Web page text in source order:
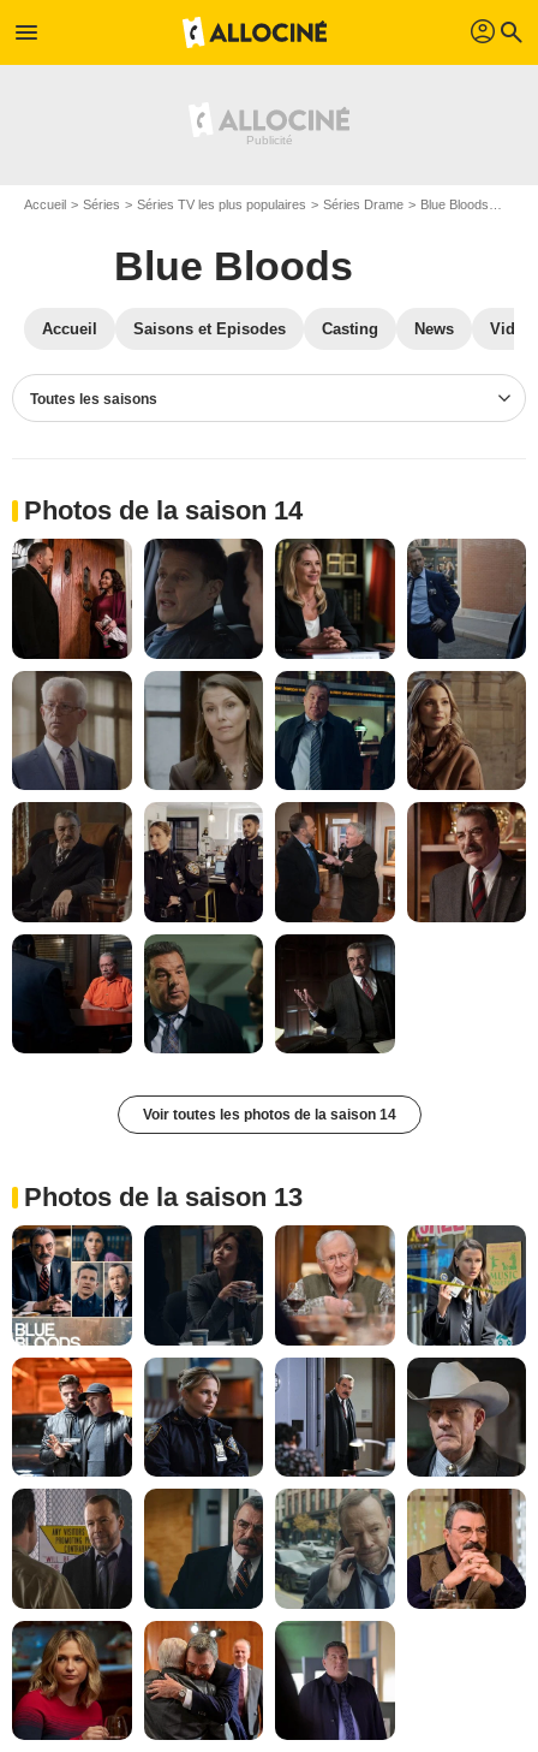
menu profil search
Accueil Séries Séries TV les plus populaires Séries Drame Blue Bloods
Blue Bloods
Accueil Saisons et Episodes Casting News
Toutes les saisons
Photos de la saison 14
Voir toutes les photos de la saison 14
Photos de la saison 13